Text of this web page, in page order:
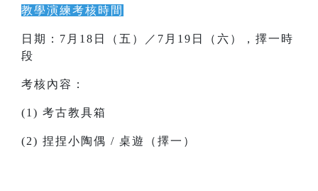
教學演練考核時間
日期：7月18日（五）／7月19日（六），擇一時
段
考核內容：
(1) 考古教具箱
(2) 捏捏小陶偶 / 桌遊（擇一）